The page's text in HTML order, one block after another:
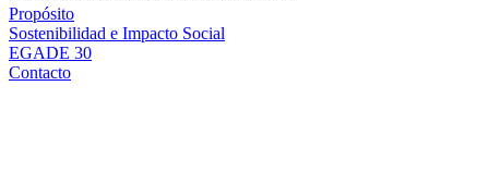
Propósito
Sostenibilidad e Impacto Social
EGADE 30
Contacto